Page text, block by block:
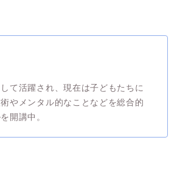
て活躍され、現在は子どもたちに
やメンタル的なことなどを総合的
開講中。